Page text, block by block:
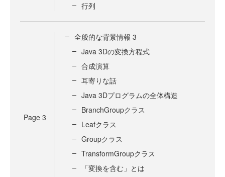
行列
Page 3
全般的な背景情報 3
Java 3Dの変換方程式
合成演算
耳寄りな話
Java 3Dプログラムの全体構造
BranchGroupクラス
Leafクラス
Groupクラス
TransformGroupクラス
「変換を含む」とは